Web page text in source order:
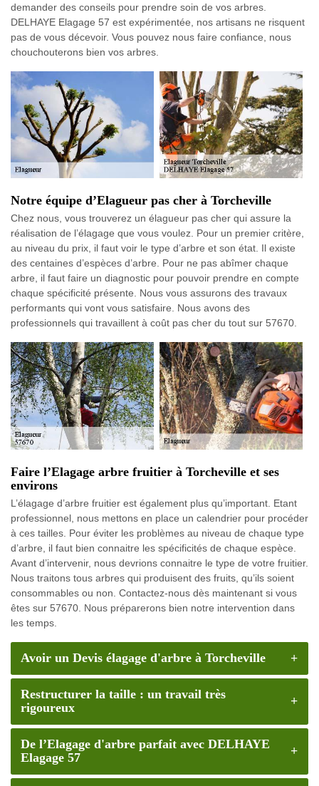
demander des conseils pour prendre soin de vos arbres.
DELHAYE Elagage 57 est expérimentée, nos artisans ne risquent
pas de vous décevoir. Vous pouvez nous faire confiance, nous
chouchouterons bien vos arbres.
Notre équipe d’Elagueur pas cher à Torcheville
Chez nous, vous trouverez un élagueur pas cher qui assure la
réalisation de l’élagage que vous voulez. Pour un premier critère,
au niveau du prix, il faut voir le type d’arbre et son état. Il existe
des centaines d’espèces d’arbre. Pour ne pas abîmer chaque
arbre, il faut faire un diagnostic pour pouvoir prendre en compte
chaque spécificité présente. Nous vous assurons des travaux
performants qui vont vous satisfaire. Nous avons des
professionnels qui travaillent à coût pas cher du tout sur 57670.
Faire l’Elagage arbre fruitier à Torcheville et ses
environs
L’élagage d’arbre fruitier est également plus qu’important. Etant
professionnel, nous mettons en place un calendrier pour procéder
à ces tailles. Pour éviter les problèmes au niveau de chaque type
d’arbre, il faut bien connaitre les spécificités de chaque espèce.
Avant d’intervenir, nous devrions connaitre le type de votre fruitier.
Nous traitons tous arbres qui produisent des fruits, qu’ils soient
consommables ou non. Contactez-nous dès maintenant si vous
êtes sur 57670. Nous préparerons bien notre intervention dans
les temps.
Avoir un Devis élagage d'arbre à Torcheville
Restructurer la taille : un travail très
rigoureux
De l’Elagage d'arbre parfait avec DELHAYE
Elagage 57